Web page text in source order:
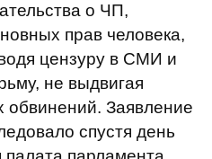
о ЧП,
прав человека,
цензуру в СМИ и
не выдвигая
обвинений. Заявление
спустя день